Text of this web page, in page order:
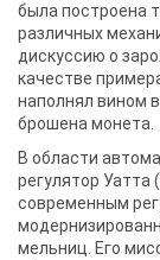
была построена
различных
дискуссию о
качестве
наполнял вином
брошена монета.
В области
регулятор
современным
мельниц. Его